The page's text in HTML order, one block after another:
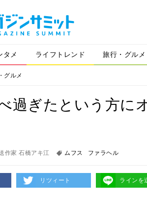
タメ ライフトレンド 旅行・グルメ
グルメ
過ぎたという方に
作家 石橋アキ江 ムフス ファラヘル
リツィート ラインを